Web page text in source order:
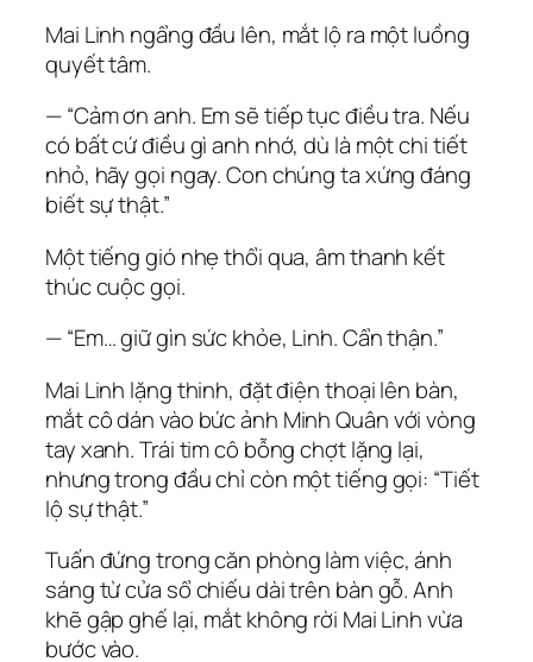
Mai Linh ngẩng đầu lên, mắt lộ ra một luồng
quyết tâm.
— “Cảm ơn anh. Em sẽ tiếp tục điều tra. Nếu
có bất cứ điều gì anh nhớ, dù là một chi tiết
nhỏ, hãy gọi ngay. Con chúng ta xứng đáng
biết sự thật.”
Một tiếng gió nhẹ thổi qua, âm thanh kết
thúc cuộc gọi.
— “Em… giữ gìn sức khỏe, Linh. Cẩn thận.”
Mai Linh lặng thinh, đặt điện thoại lên bàn,
mắt cô dán vào bức ảnh Minh Quân với vòng
tay xanh. Trái tim cô bỗng chợt lặng lại,
nhưng trong đầu chỉ còn một tiếng gọi: “Tiết
lộ sự thật.”
Tuấn đứng trong căn phòng làm việc, ánh
sáng từ cửa sổ chiếu dài trên bàn gỗ. Anh
khẽ gập ghế lại, mắt không rời Mai Linh vừa
bước vào.